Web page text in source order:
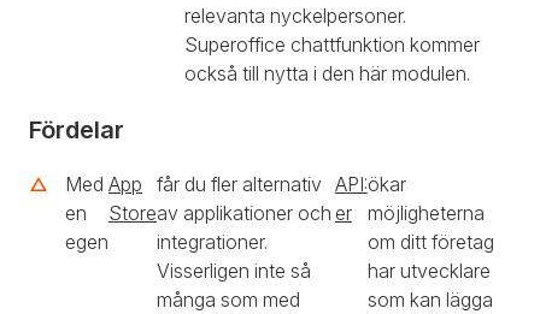
relevanta nyckelpersoner.
Superoffice chattfunktion kommer
också till nytta i den här modulen.
Fördelar
Med
en
egen
App
Store
får du fler alternativ
av applikationer och
integrationer.
Visserligen inte så
många som med
API:
er
ökar
möjligheterna
om ditt företag
har utvecklare
som kan lägga